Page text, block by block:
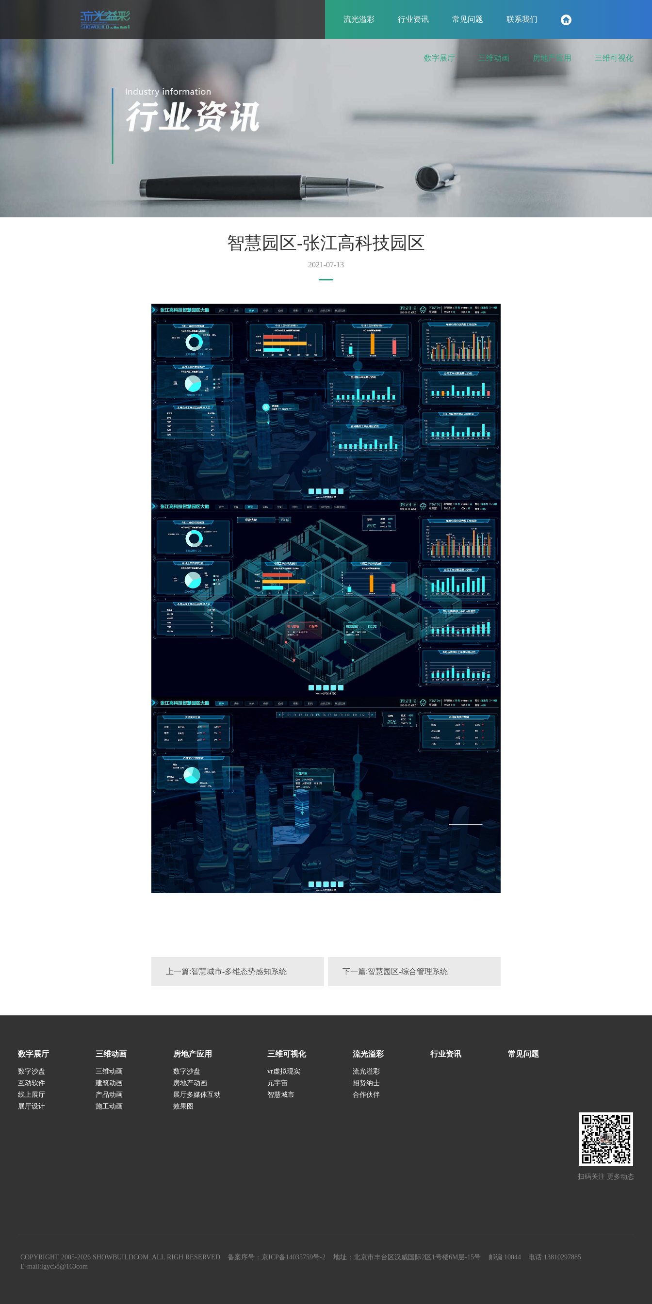
流光溢彩 行业资讯 常见问题 联系我们
数字展厅 三维动画 房地产应用 三维可视化
智慧园区-张江高科技园区
2021-07-13
上一篇:智慧城市-多维态势感知系统 下一篇:智慧园区-综合管理系统
数字展厅
数字沙盘
互动软件
线上展厅
展厅设计
三维动画
三维动画
建筑动画
产品动画
施工动画
房地产应用
数字沙盘
房地产动画
展厅多媒体互动
效果图
三维可视化
vr虚拟现实
元宇宙
智慧城市
流光溢彩
流光溢彩
招贤纳士
合作伙伴
行业资讯 常见问题
扫码关注 更多动态
COPYRIGHT 2005-2026SHOWBUILDCOM. ALL RIGH RESERVED 备案序号：京ICP备14035759号-2 地址：北京市丰台区汉威国际2区1号楼6M层-15号 邮编:10044
电话:13810297885
E-mail:lgyc58@163com